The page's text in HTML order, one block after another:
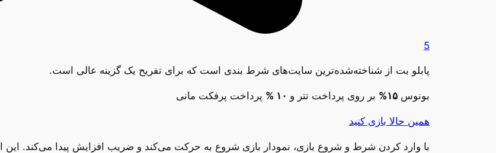
5
پابلو بت از شناخته‌شده‌ترین سایت‌های شرط بندی است که برای تفریح یک گزینه عالی است.
بونوس ۱۵% بر روی پرداخت تتر و ۱۰ % پرداخت پرفکت مانی
همین حالا بازی کنید
با وارد کردن شرط و شروع بازی، نمودار بازی شروع به حرکت می‌کند و ضریب افزایش پیدا می‌کند. این